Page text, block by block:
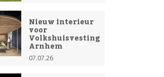
Nieuw interieur
voor
Volkshuisvesting
Arnhem
07.07.26